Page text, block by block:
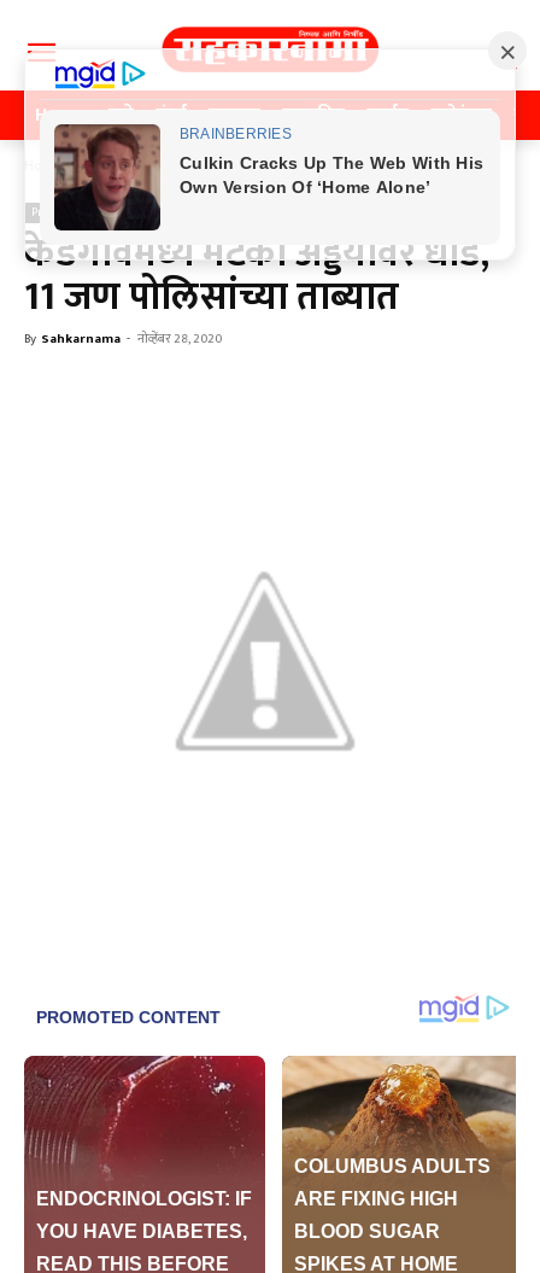
Home पुणे मुंबई महाराष्ट्र राजकीय क्राईम मनोरंजन
Home Previos News
Previos News
केडगावमध्ये मटका अड्डयावर धाड,
11 जण पोलिसांच्या ताब्यात
By Sahkarnama - नोव्हेंबर 28, 2020